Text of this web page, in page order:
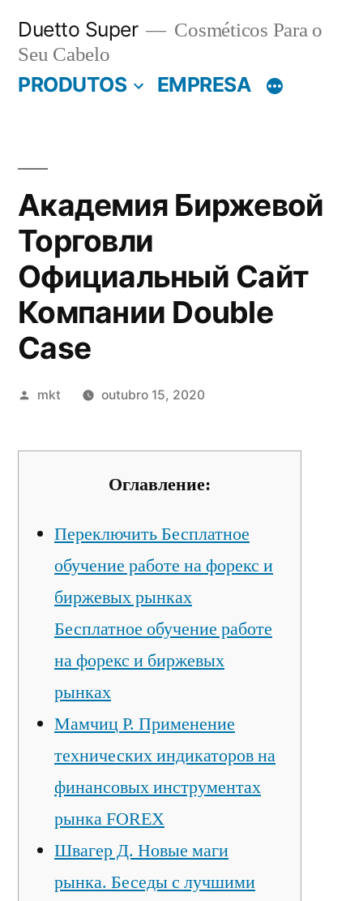
para
Duetto Super
Cosméticos Para o
Seu Cabelo
PRODUTOS EMPRESA
Академия Биржевой
Торговли
Официальный Сайт
Компании Double
Case
Publicado
mkt outubro 15, 2020
Оглавление:
Переключить Бесплатное
обучение работе на форекс и
биржевых рынках
Бесплатное обучение работе
на форекс и биржевых
рынках
Мамчиц Р. Применение
технических индикаторов на
финансовых инструментах
рынка FOREX
Швагер Д. Новые маги
рынка. Беседы с лучшими